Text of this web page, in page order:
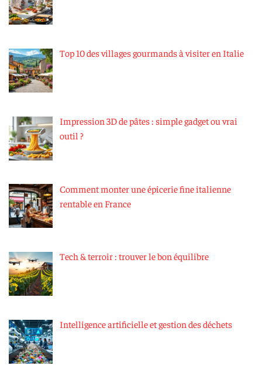
Top 10 des villages gourmands à visiter en Italie
Impression 3D de pâtes : simple gadget ou vrai
outil ?
Comment monter une épicerie fine italienne
rentable en France
Tech & terroir : trouver le bon équilibre
Intelligence artificielle et gestion des déchets